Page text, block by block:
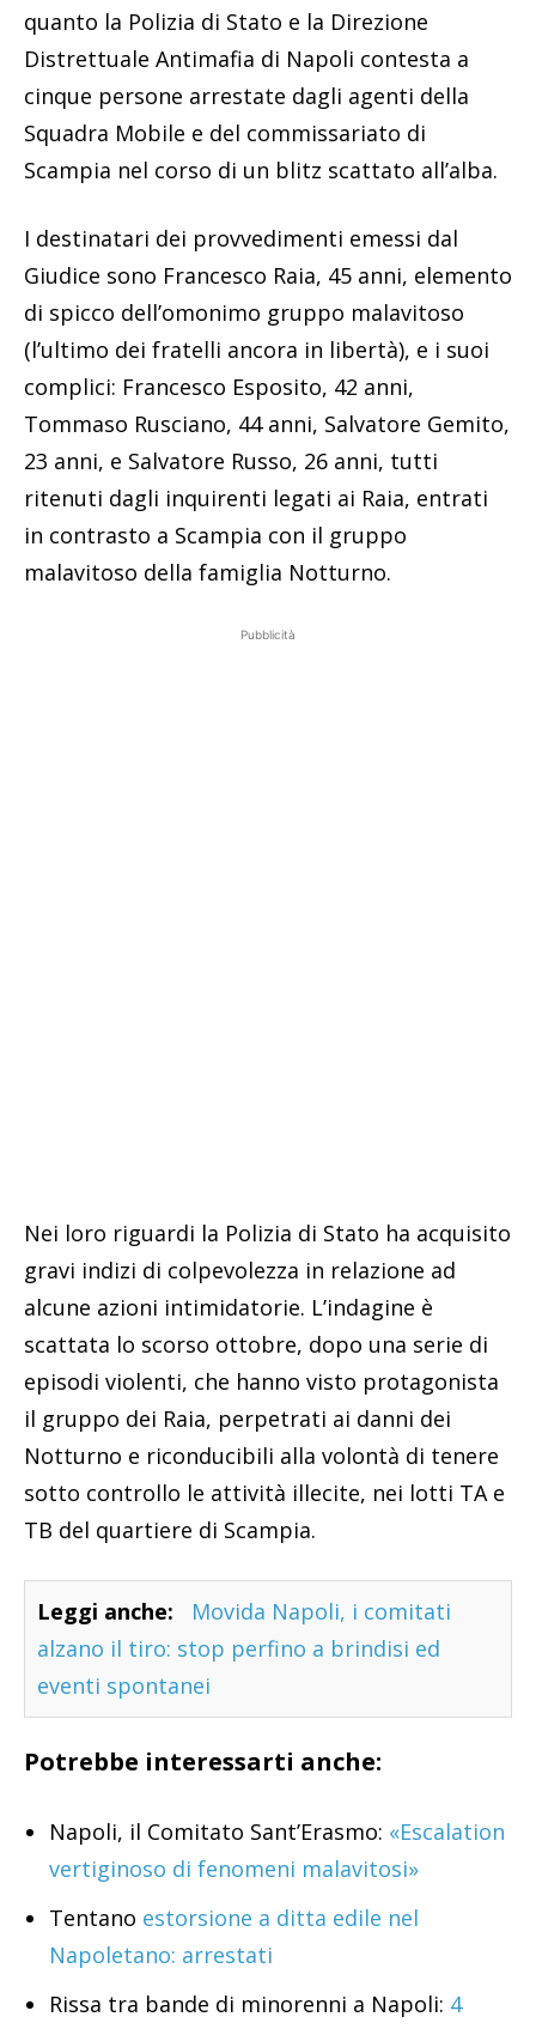
quanto la Polizia di Stato e la Direzione
Distrettuale Antimafia di Napoli contesta a
cinque persone arrestate dagli agenti della
Squadra Mobile e del commissariato di
Scampia nel corso di un blitz scattato all’alba.
I destinatari dei provvedimenti emessi dal
Giudice sono Francesco Raia, 45 anni, elemento
di spicco dell’omonimo gruppo malavitoso
(l’ultimo dei fratelli ancora in libertà), e i suoi
complici: Francesco Esposito, 42 anni,
Tommaso Rusciano, 44 anni, Salvatore Gemito,
23 anni, e Salvatore Russo, 26 anni, tutti
ritenuti dagli inquirenti legati ai Raia, entrati
in contrasto a Scampia con il gruppo
malavitoso della famiglia Notturno.
Pubblicità
Nei loro riguardi la Polizia di Stato ha acquisito
gravi indizi di colpevolezza in relazione ad
alcune azioni intimidatorie. L’indagine è
scattata lo scorso ottobre, dopo una serie di
episodi violenti, che hanno visto protagonista
il gruppo dei Raia, perpetrati ai danni dei
Notturno e riconducibili alla volontà di tenere
sotto controllo le attività illecite, nei lotti TA e
TB del quartiere di Scampia.
Leggi anche:
Movida Napoli, i comitati
alzano il tiro: stop perfino a brindisi ed
eventi spontanei
Potrebbe interessarti anche:
Napoli, il Comitato Sant’Erasmo: «Escalation
vertiginoso di fenomeni malavitosi»
Tentano estorsione a ditta edile nel
Napoletano: arrestati
Rissa tra bande di minorenni a Napoli: 4